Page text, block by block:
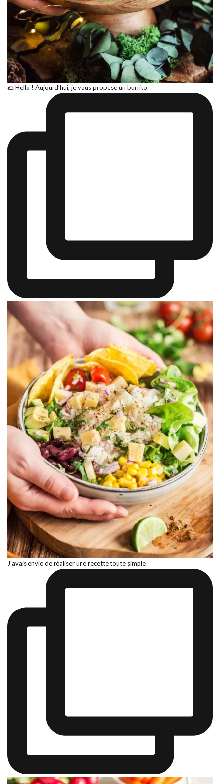
🌮 Hello ! Aujourd’hui, je vous propose un burrito
J'avais envie de réaliser une recette toute simple